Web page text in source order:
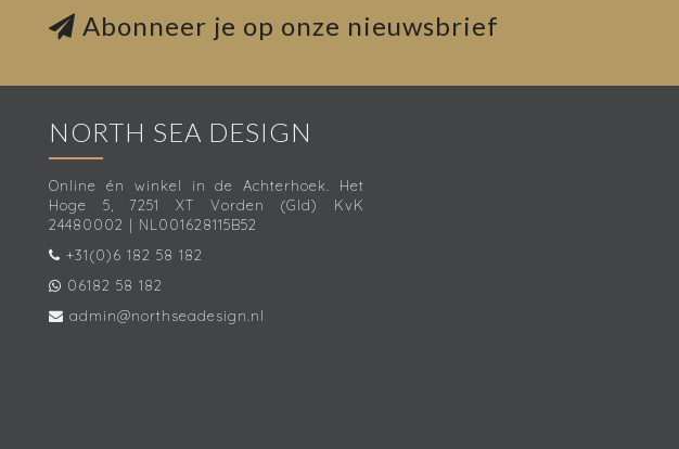
Abonneer je op onze nieuwsbrief
NORTH SEA DESIGN
Online én winkel in de Achterhoek. Het
Hoge 5, 7251 XT Vorden (Gld) KvK
24480002 | NL001628115B52
+31(0)6 182 58 182
06182 58 182
admin@northseadesign.nl